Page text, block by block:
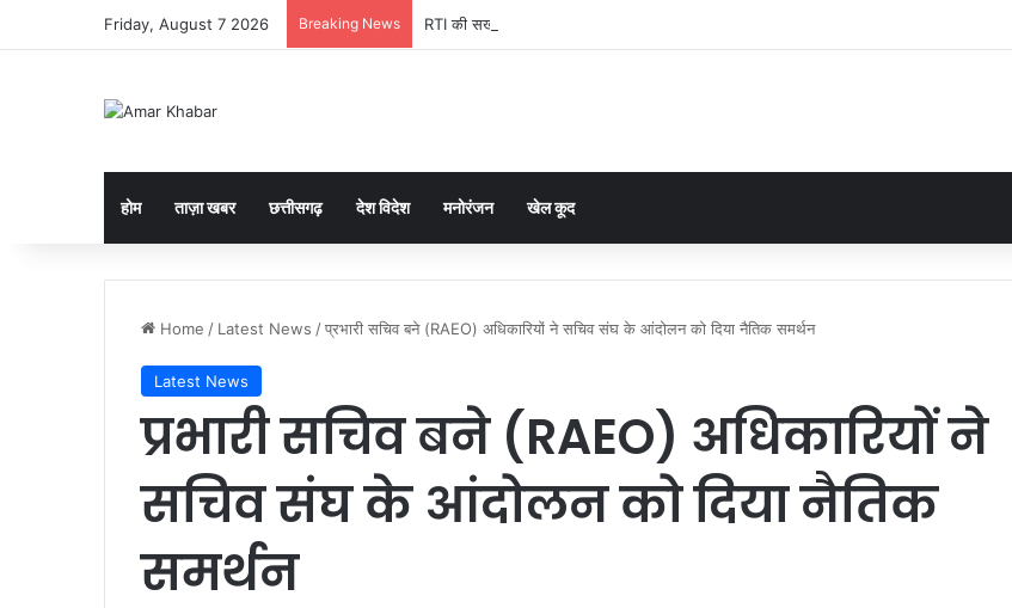
Friday, August 7 2026 Breaking News RTI की सख्ती: सूचना रोकी तो नहीं चलेगा बहाना, घरघोड़ा की चार पंचायतों में 15 दिन में हिसाब देने का आदेश
होम ताज़ा खबर छत्तीसगढ़ देश विदेश मनोरंजन खेल कूद
Home / Latest News /प्रभारी सचिव बने (RAEO) अधिकारियों ने सचिव संघ के आंदोलन को दिया नैतिक समर्थन
Latest News
प्रभारी सचिव बने (RAEO) अधिकारियों ने
सचिव संघ के आंदोलन को दिया नैतिक
समर्थन